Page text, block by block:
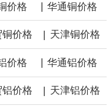
连续涨2.61%。
，与此同时，各方正就一项旨在
进行谈判。尽管胡塞武装的威胁
代路线，但沙特方面仍下调了价
价格 | 华通铜价格
铜价格 | 天津铜价格
价格 华通铝价格
铝价格 | 天津铝价格